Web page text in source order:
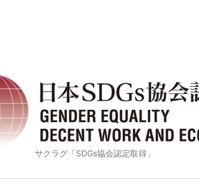
サクラグ「SDGs協会認定取得」